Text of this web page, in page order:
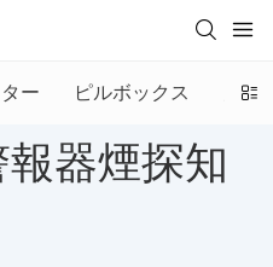
ー ピルボックス 火災
器煙探知